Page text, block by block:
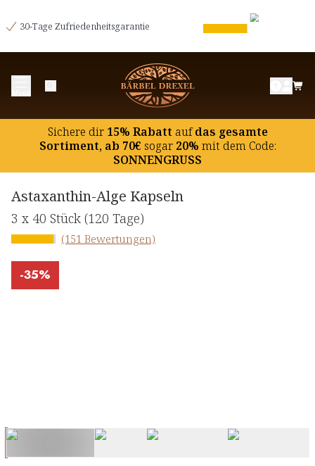
30-Tage Zufriedenheitsgarantie
Sichere dir15% Rabatt aufdas gesamte
Sortiment, ab 70€ sogar20% mit dem Code:
SONNENGRUSS
Astaxanthin-Alge Kapseln
3 x 40 Stück (120 Tage)
(151 Bewertungen)
-35%